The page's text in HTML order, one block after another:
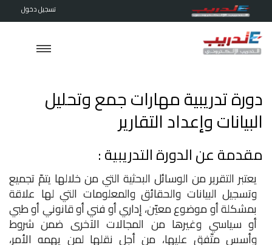
تسجيل دخول
دورة تدريبية مهارات جمع وتحليل
البيانات وإعداد التقارير
مقدمة عن الدورة التدريبية :
يعتبر التقرير من الوسائل البحثية التي من خلالها يتمّ تجميع
وتسجيل البيانات والحقائق والمعلومات التي لها علاقة
بمشكلة أو موضوع معيّن، إداري أو فني أو قانوني أو طبي
أو سياسي وغيرها من المجالات الآخرى ضمن شروط
وأسس متّفق عليها، من أجل نقلها لمن يهمه الأمر،